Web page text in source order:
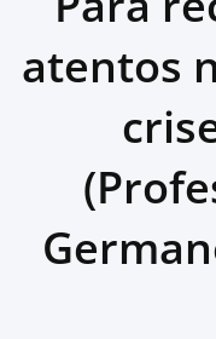
atentos